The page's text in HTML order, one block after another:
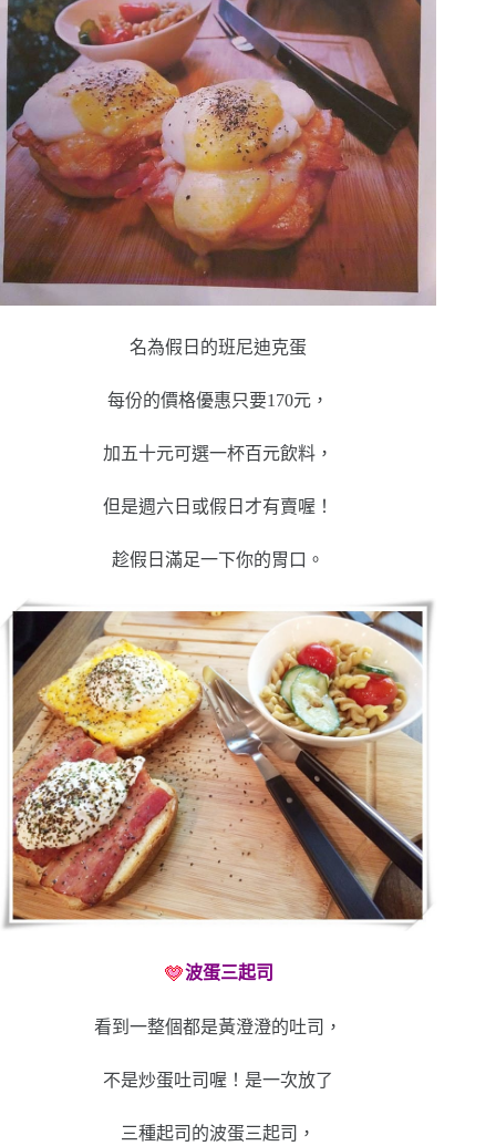
名為假日的班尼迪克蛋
每份的價格優惠只要170元，
加五十元可選一杯百元飲料，
但是週六日或假日才有賣喔！
趁假日滿足一下你的胃口 。
波蛋三起司
看到一整個都是黃澄澄的吐司，
不是炒蛋吐司喔！是一次放了
三種起司的波蛋三起司，